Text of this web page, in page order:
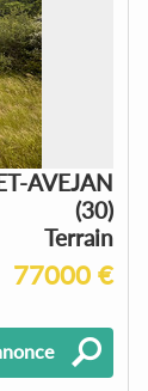
AVEJAN
(30)
Terrain
77000 €